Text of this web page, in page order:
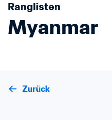
Ranglisten
Myanmar
Zurück